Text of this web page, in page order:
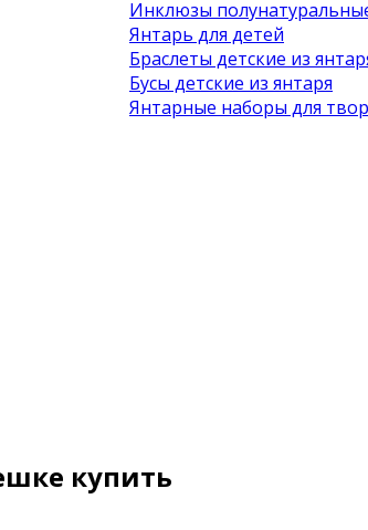
Инклюзы
Янтарь для детей
Браслеты детские из
Бусы детские из янтаря
Янтарные наборы для
купить